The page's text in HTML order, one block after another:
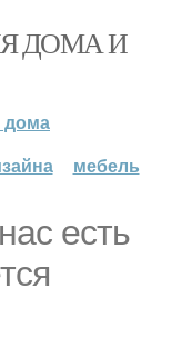
ДОМА И
дома
мебель
есть